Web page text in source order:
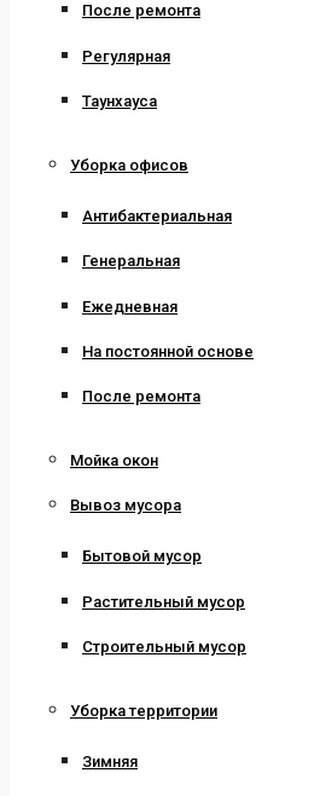
После ремонта
Регулярная
Таунхауса
Уборка офисов
Антибактериальная
Генеральная
Ежедневная
На постоянной основе
После ремонта
Мойка окон
Вывоз мусора
Бытовой мусор
Растительный мусор
Строительный мусор
Уборка территории
Зимняя